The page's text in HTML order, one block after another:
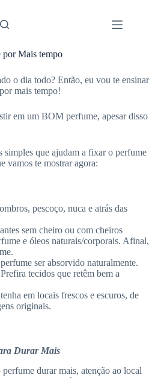
por Mais tempo
o dia todo? Então, eu vou te ensinar
mais tempo!
em um BOM perfume, apesar disso
simples que ajudam a fixar o perfume
vamos te mostrar agora:
pescoço, nuca e atrás das
sem cheiro ou com cheiros
e óleos naturais/corporais. Afinal,
ser absorvido naturalmente.
Prefira tecidos que retêm bem a
em locais frescos e escuros, de
originais.
Durar Mais
durar mais, atenção ao local